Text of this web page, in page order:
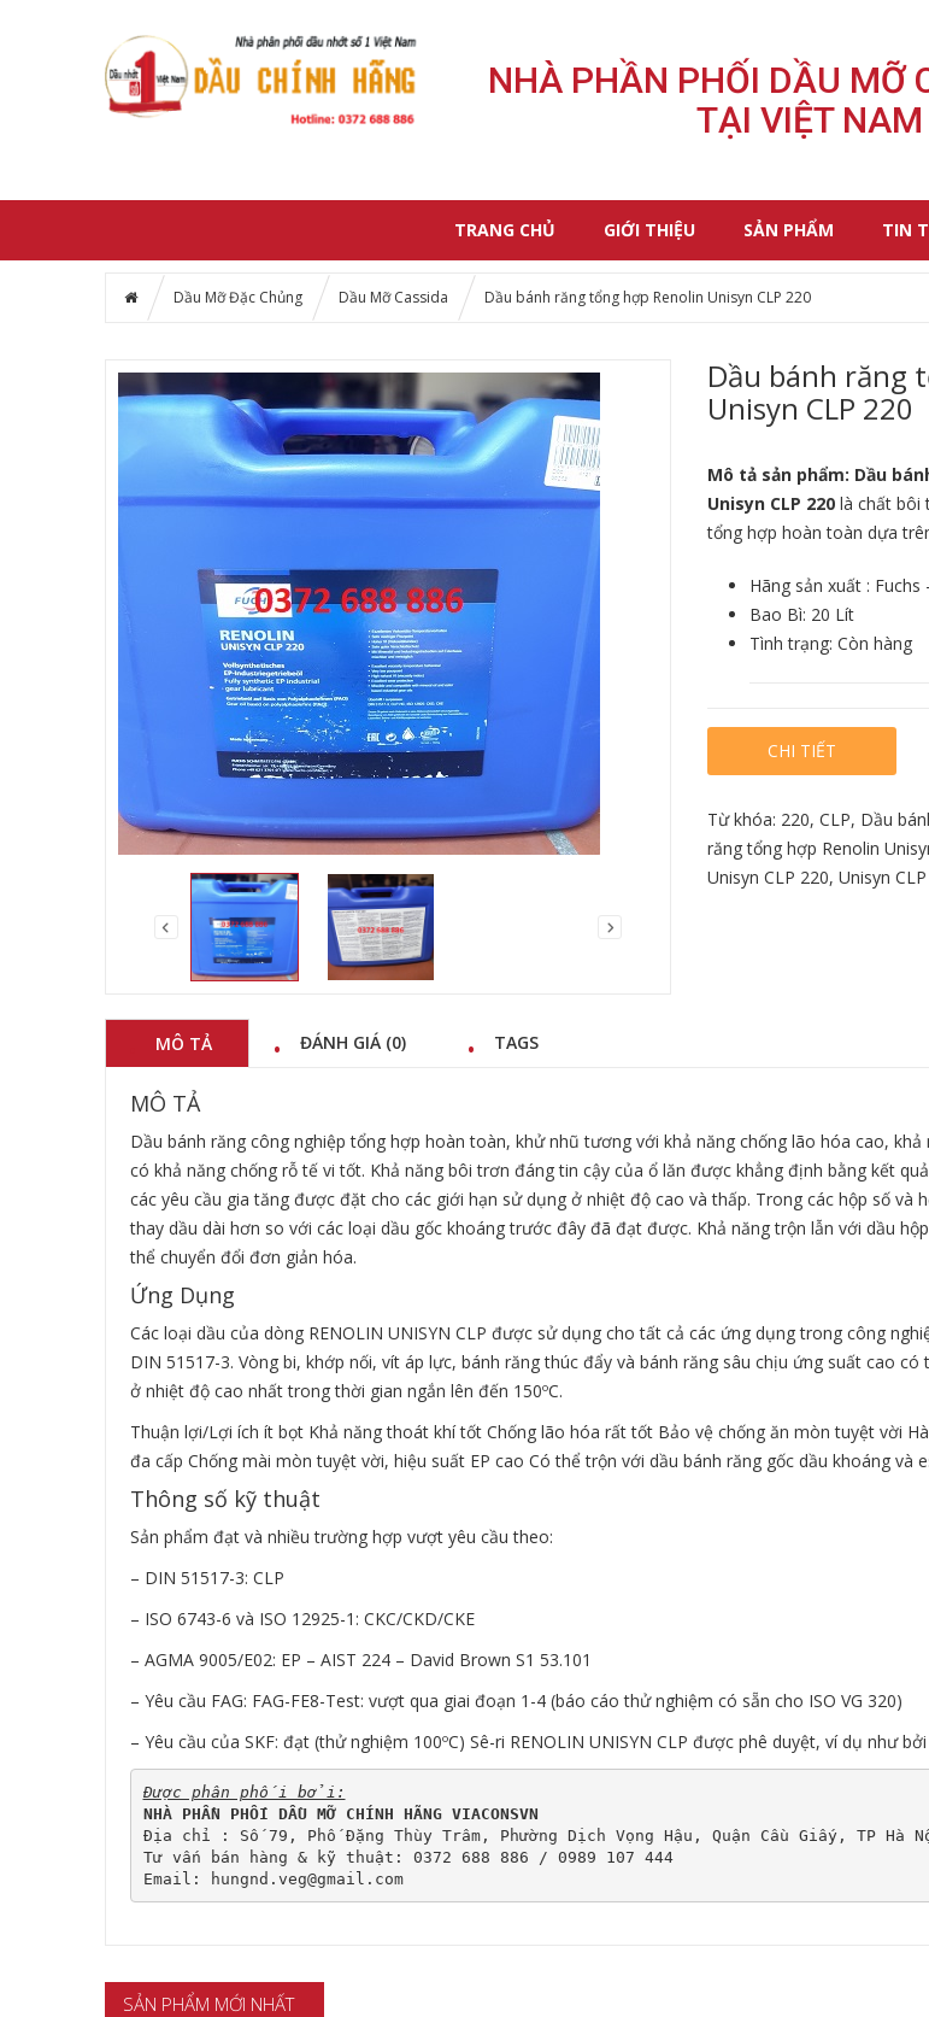
NHÀ PHẦN PHỐI DẦU MỠ
TẠI VIỆT NAM
TRANG CHỦ GIỚI THIỆU SẢN PHẨM TIN
Dầu Mỡ Đặc Chủng Dầu Mỡ Cassida Dầu bánh răng tổng hợp Renolin Unisyn CLP 220
Dầu bánh răng
Unisyn CLP 220
Mô tả sản phẩm: Dầu
Unisyn CLP 220 là chất bôi
tổng hợp hoàn toàn dựa
Hãng sản xuất : Fuchs
Bao Bì: 20 Lít
Tình trạng: Còn hàng
CHI TIẾT
Từ khóa: 220, CLP, Dầu
răng tổng hợp Renolin
Unisyn CLP 220, Unisyn
Dầu thủy lực Mobil Nuto H100
Chi tiết
Dầu thủy lực Mobil Nuto H68
Chi tiết
MÔ TẢ ĐÁNH GIÁ (0) TAGS
MÔ TẢ
Dầu bánh răng công nghiệp tổng hợp hoàn toàn, khử nhũ tương với khả năng chống lão hóa cao,
có khả năng chống rỗ tế vi tốt. Khả năng bôi trơn đáng tin cậy của ổ lăn được khẳng định bằng kết
các yêu cầu gia tăng được đặt cho các giới hạn sử dụng ở nhiệt độ cao và thấp. Trong các hộp số và
thay dầu dài hơn so với các loại dầu gốc khoáng trước đây đã đạt được. Khả năng trộn lẫn với dầu
thể chuyển đổi đơn giản hóa.
Ứng Dụng
Các loại dầu của dòng RENOLIN UNISYN CLP được sử dụng cho tất cả các ứng dụng trong công
DIN 51517-3. Vòng bi, khớp nối, vít áp lực, bánh răng thúc đẩy và bánh răng sâu chịu ứng suất cao
ở nhiệt độ cao nhất trong thời gian ngắn lên đến 150ºC.
Thuận lợi/Lợi ích ít bọt Khả năng thoát khí tốt Chống lão hóa rất tốt Bảo vệ chống ăn mòn tuyệt vời
đa cấp Chống mài mòn tuyệt vời, hiệu suất EP cao Có thể trộn với dầu bánh răng gốc dầu khoáng
Thông số kỹ thuật
Sản phẩm đạt và nhiều trường hợp vượt yêu cầu theo:
– DIN 51517-3: CLP
– ISO 6743-6 và ISO 12925-1: CKC/CKD/CKE
– AGMA 9005/E02: EP – AIST 224 – David Brown S1 53.101
– Yêu cầu FAG: FAG-FE8-Test: vượt qua giai đoạn 1-4 (báo cáo thử nghiệm có sẵn cho ISO VG 320)
– Yêu cầu của SKF: đạt (thử nghiệm 100ºC) Sê-ri RENOLIN UNISYN CLP được phê duyệt, ví dụ như
Được phân phối bởi:
NHÀ PHẦN PHỐI DẦU MỠ CHÍNH HÃNG VIACONSVN
Địa chỉ : Số 79, Phố Đặng Thùy Trâm, Phường Dịch Vọng Hậu, Quận Cầu Giấy, TP Hà
Tư vấn bán hàng & kỹ thuật: 0372 688 886 / 0989 107 444
Email: hungnd.veg@gmail.com
SẢN PHẨM MỚI NHẤT